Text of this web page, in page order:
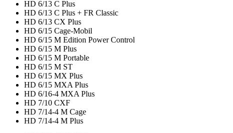
HD 6/13 C Plus
HD 6/13 C Plus + FR Classic
HD 6/13 CX Plus
HD 6/15 Cage-Mobil
HD 6/15 M Edition Power Control
HD 6/15 M Plus
HD 6/15 M Portable
HD 6/15 M ST
HD 6/15 MX Plus
HD 6/15 MXA Plus
HD 6/16-4 MXA Plus
HD 7/10 CXF
HD 7/14-4 M Cage
HD 7/14-4 M Plus